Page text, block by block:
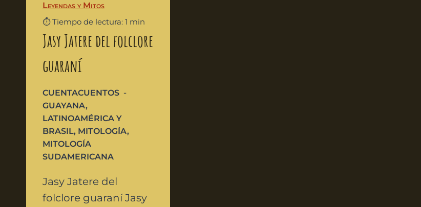
Leyendas y Mitos
⏱️ Tiempo de lectura: 1 min
Jasy Jatere del folclore
guaraní
CUENTACUENTOS
GUAYANA,
LATINOAMÉRICA Y
BRASIL, MITOLOGÍA,
MITOLOGÍA
SUDAMERICANA
Jasy Jatere del
folclore guaraní Jasy